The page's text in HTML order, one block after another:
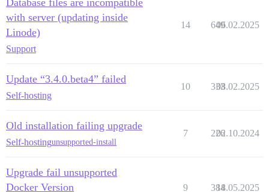
with server (updating inside
Linode)
Support
14 649
06.02.2025
Update “3.4.0.beta4” failed
Self-hosting
10 333
08.02.2025
Old installation failing upgrade
Self-hostingunsupported-install
7 226
02.10.2024
Upgrade fail unsupported
Docker Version
9 384
18.05.2025